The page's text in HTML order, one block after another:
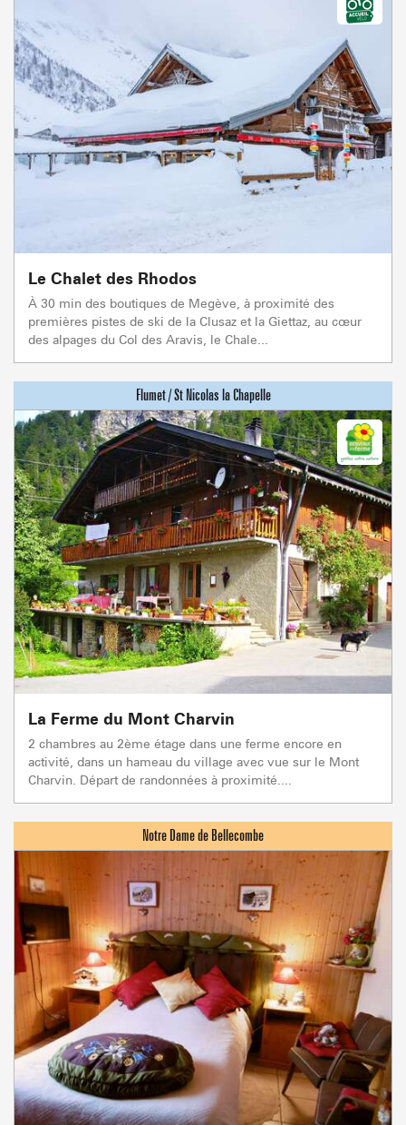
Le Chalet des Rhodos
À 30 min des boutiques de Megève, à proximité des
premières pistes de ski de la Clusaz et la Giettaz, au cœur
des alpages du Col des Aravis, le Chale...
La Ferme du Mont Charvin
2 chambres au 2ème étage dans une ferme encore en
activité, dans un hameau du village avec vue sur le Mont
Charvin. Départ de randonnées à proximité....